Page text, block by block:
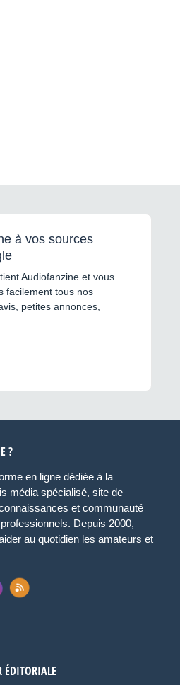
à vos sources
Audiofanzine et vous
facilement tous nos
petites annonces,
?
en ligne dédiée à la
média spécialisé, site de
et communauté
Depuis 2000,
au quotidien les amateurs et
ÉDITORIALE